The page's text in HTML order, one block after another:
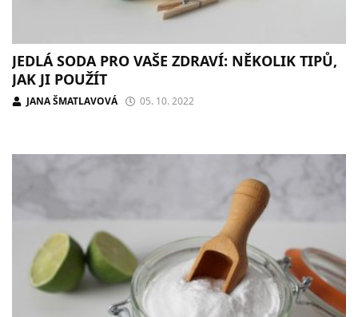
JEDLÁ SODA PRO VAŠE ZDRAVÍ: NĚKOLIK TIPŮ,
JAK JI POUŽÍT
JANA ŠMATLAVOVÁ 05. 10. 2022